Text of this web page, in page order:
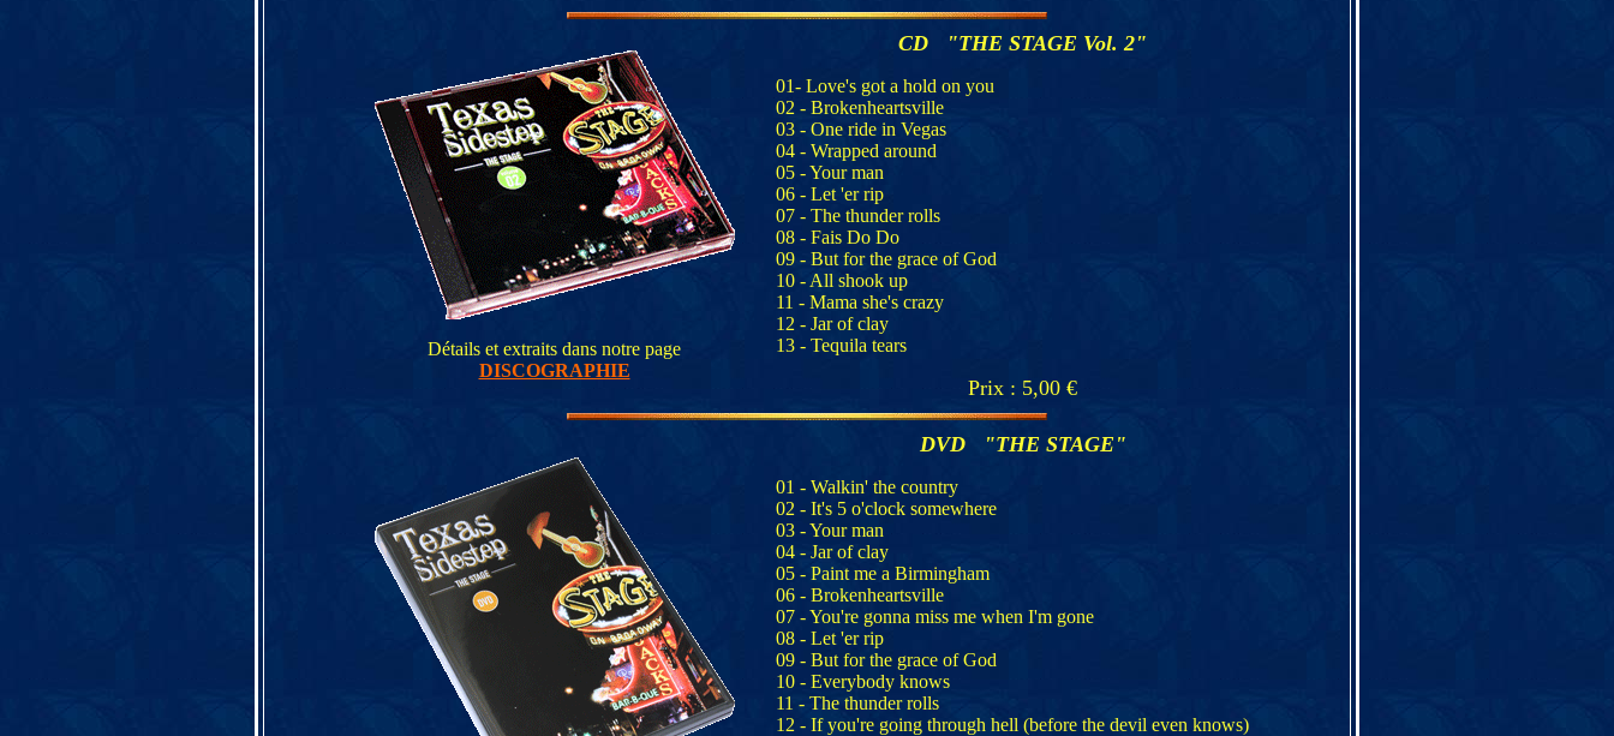
Détails et extraits dans notre page
DISCOGRAPHIE
CD "THE STAGE Vol. 2"
01- Love's got a hold on you
02 - Brokenheartsville
03 - One ride in Vegas
04 - Wrapped around
05 - Your man
06 - Let 'er rip
07 - The thunder rolls
08 - Fais Do Do
09 - But for the grace of God
10 - All shook up
11 - Mama she's crazy
12 - Jar of clay
13 - Tequila tears
Prix : 5,00 €
DVD "THE STAGE"
01 - Walkin' the country
02 - It's 5 o'clock somewhere
03 - Your man
04 - Jar of clay
05 - Paint me a Birmingham
06 - Brokenheartsville
07 - You're gonna miss me when I'm gone
08 - Let 'er rip
09 - But for the grace of God
10 - Everybody knows
11 - The thunder rolls
12 - If you're going through hell (before the devil even knows)